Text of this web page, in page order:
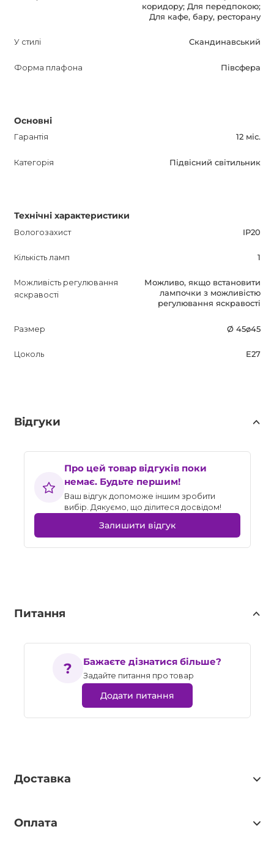
коридору; Для передпокою;
Для кафе, бару, ресторану
У стилі Скандинавський
Форма плафона Півсфера
Основні
Гарантія 12 міс.
Категорія Підвісний світильник
Технічні характеристики
Вологозахист IP20
Кількість ламп 1
Можливість регулювання
яскравості
Можливо, якщо встановити
лампочки з можливістю
регулювання яскравості
Размер Ø 45ø45
Цоколь E27
Відгуки
Про цей товар відгуків поки
немає. Будьте першим!
Ваш відгук допоможе іншим зробити
вибір. Дякуємо, що ділитеся досвідом!
Залишити відгук
Питання
Бажаєте дізнатися більше?
Задайте питання про товар
Додати питання
Доставка
Оплата